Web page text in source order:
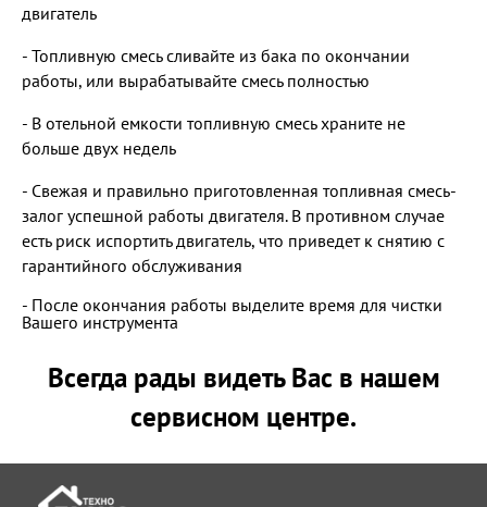
двигатель
- Топливную смесь сливайте из бака по окончании
работы, или вырабатывайте смесь полностью
- В отельной емкости топливную смесь храните не
больше двух недель
- Свежая и правильно приготовленная топливная смесь-
залог успешной работы двигателя. В противном случае
есть риск испортить двигатель, что приведет к снятию с
гарантийного обслуживания
- После окончания работы выделите время для чистки
Вашего инструмента
Всегда рады видеть Вас в нашем
сервисном центре.